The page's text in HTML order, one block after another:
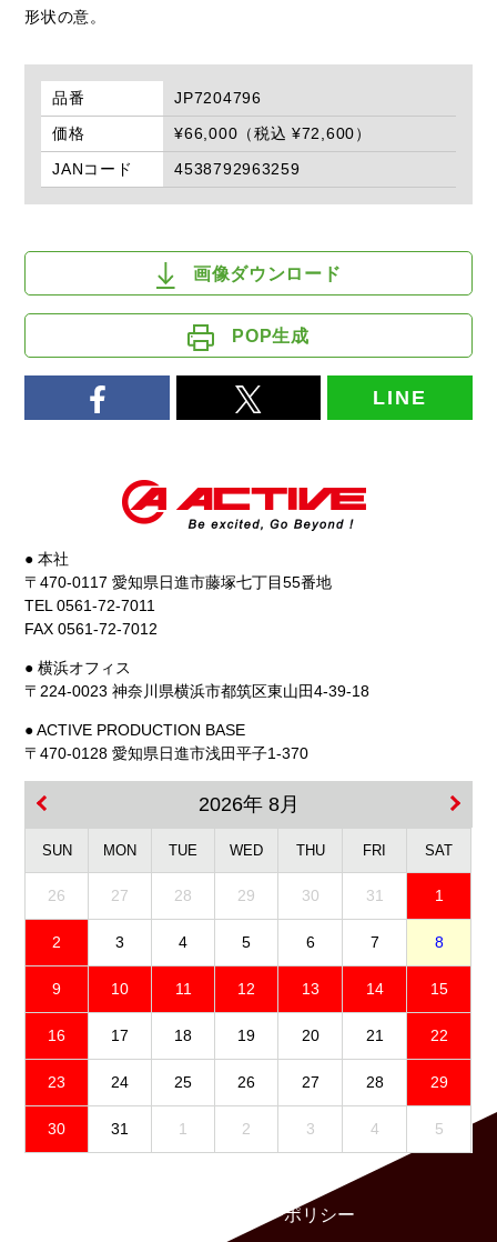
形状の意。
品番
JP7204796
価格
¥66,000（税込 ¥72,600）
JANコード
4538792963259
画像ダウンロード
POP生成
LINE
● 本社
〒470-0117 愛知県日進市藤塚七丁目55番地
TEL 0561-72-7011
FAX 0561-72-7012
● 横浜オフィス
〒224-0023 神奈川県横浜市都筑区東山田4-39-18
● ACTIVE PRODUCTION BASE
〒470-0128 愛知県日進市浅田平子1-370
2026年 8月
SUN MON TUE WED THU FRI SAT
26 27 28 29 30 31 1
2 3 4 5 6 7 8
9 10 11 12 13 14 15
16 17 18 19 20 21 22
23 24 25 26 27 28 29
30 31 1 2 3 4 5
プライバシーポリシー